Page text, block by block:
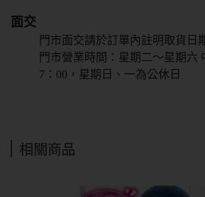
面交
門市面交請於訂單內註明取貨日
門市營業時間：星期二～星期六
7：00，星期日、一為公休日
相關商品